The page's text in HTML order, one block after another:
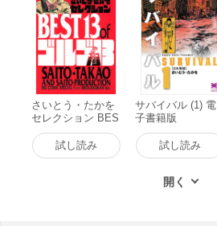
さいとう・たかを
セレクション BES
T13 of ゴルゴ13 電
子書籍版試し読み
サバイバル (1) 電
子書籍版
試し読み